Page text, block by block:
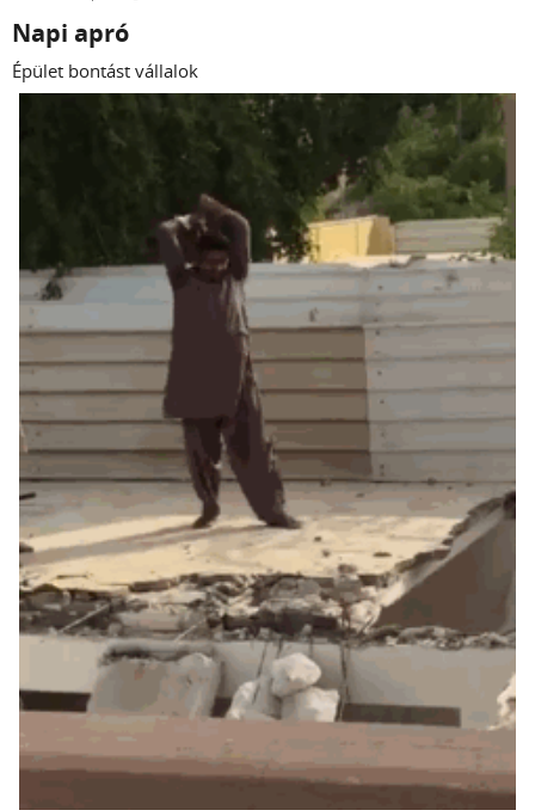
Napi apró
Épület bontást vállalok